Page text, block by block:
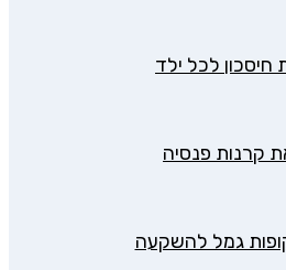
חיסכון לכל ילד
קרנות פנסיה
גמל להשקעה